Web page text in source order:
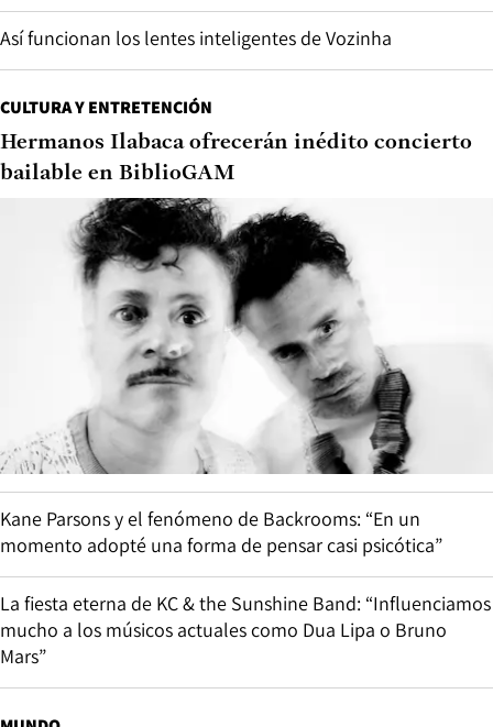
Así funcionan los lentes inteligentes de Vozinha
CULTURA Y ENTRETENCIÓN
Hermanos Ilabaca ofrecerán inédito concierto
bailable en BiblioGAM
Kane Parsons y el fenómeno de Backrooms: “En un
momento adopté una forma de pensar casi psicótica”
La fiesta eterna de KC & the Sunshine Band: “Influenciamos
mucho a los músicos actuales como Dua Lipa o Bruno
Mars”